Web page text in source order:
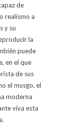
de
realismo a
y su
la
puede
en el que
de sus
el musgo, el
moderna
viva esta